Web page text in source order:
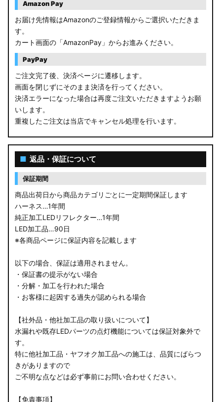
Amazon Pay
お届け先情報はAmazonのご登録情報からご選択いただきま
す。
カート画面の「AmazonPay」からお進みください。
PayPay
ご注文完了後、決済ページに遷移します。
画面を閉じずにそのまま決済を行ってください。
決済エラーになった場合は再度ご注文いただきますようお願
いします。
重複したご注文は当店でキャンセル処理を行います。
■ 返品・保証について
保証期間
商品出荷日から商品カテゴリごとに一定期間保証します
ハーネス…1年間
純正加工LEDリフレクター…1年間
LED加工品…90日
※各商品ページに保証内容を記載します
以下の場合、保証は適用されません。
・保証書の提示がない場合
・分解・加工を行われた場合
・お客様に起因する過失が認められる場合
【社外品・他社加工品の取り扱いについて】
水漏れや既存LEDパーツの点灯機能については保証対象外で
す。
特に他社加工品・ヤフオク加工品への施工は、品質にばらつ
きがありますので
ご不明な点などは必ず事前にお問い合わせください。
【免責事項】